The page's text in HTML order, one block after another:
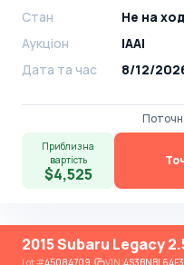
Стан
Не на
Аукціон
IAAI
Дата та час
8/12/
Приблизна
вартість
$4,525
2015 Subaru Legacy
Lot#45084709 VIN: